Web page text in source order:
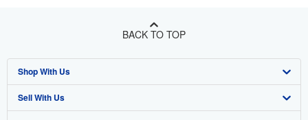
BACK TO TOP
Shop With Us
Advanced Search
Sell With Us